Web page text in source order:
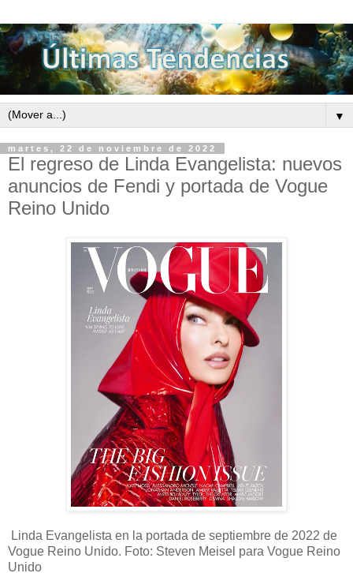
▼
martes, 22 de noviembre de 2022
El regreso de Linda Evangelista: nuevos
anuncios de Fendi y portada de Vogue
Reino Unido
Linda Evangelista en la portada de septiembre de 2022 de
Vogue Reino Unido. Foto: Steven Meisel para Vogue Reino
Unido